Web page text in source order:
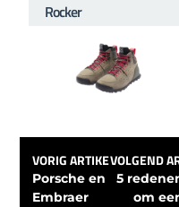
Rocker
VORIG ARTIKEL
Porsche en
Embraer
VOLGEND
5
om